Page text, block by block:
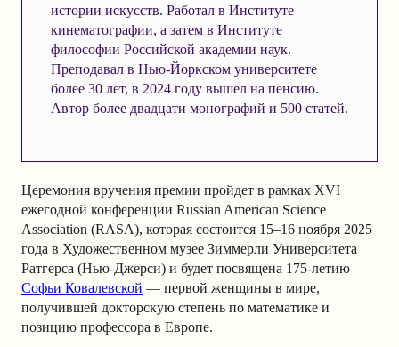
истории искусств. Работал в Институте
кинематографии, а затем в Институте
философии Российской академии наук.
Преподавал в Нью-Йоркском университете
более 30 лет, в 2024 году вышел на пенсию.
Автор более двадцати монографий и 500 статей.
Церемония вручения премии пройдет в рамках XVI
ежегодной конференции Russian American Science
Association (RASA), которая состоится 15–16 ноября 2025
года в Художественном музее Зиммерли Университета
Ратгерса (Нью-Джерси) и будет посвящена 175-летию
Софьи Ковалевской — первой женщины в мире,
получившей докторскую степень по математике и
позицию профессора в Европе.